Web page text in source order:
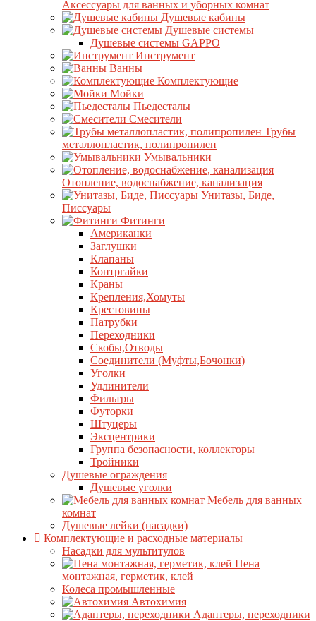
Аксессуары для ванных и уборных комнат
Душевые кабины
Душевые системы
Душевые системы GAPPO
Инструмент
Ванны
Комплектующие
Мойки
Пьедесталы
Смесители
Трубы
металлопластик, полипропилен
Умывальники
Отопление, водоснабжение, канализация
Унитазы, Биде,
Писсуары
Фитинги
Американки
Заглушки
Клапаны
Контргайки
Краны
Крепления,Хомуты
Крестовины
Патрубки
Переходники
Скобы,Отводы
Соединители (Муфты,Бочонки)
Уголки
Удлинители
Фильтры
Футорки
Штуцеры
Эксцентрики
Группа безопасности, коллекторы
Тройники
Душевые ограждения
Душевые уголки
Мебель для ванных
комнат
Душевые лейки (насадки)
Комплектующие и расходные материалы
Насадки для мультитулов
Пена
монтажная, герметик, клей
Колеса промышленные
Автохимия
Адаптеры, переходники